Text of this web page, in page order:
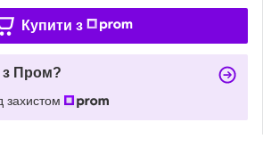
Купити з
з Пром?
захистом